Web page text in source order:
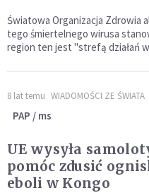
Światowa Organizacja Zdrowia
tego śmiertelnego wirusa
region ten jest "strefą działań
8 lat temu WIADOMOŚCI ZE ŚWIATA
PAP / ms
UE wysyła
pomóc zdusić
eboli w Kongo